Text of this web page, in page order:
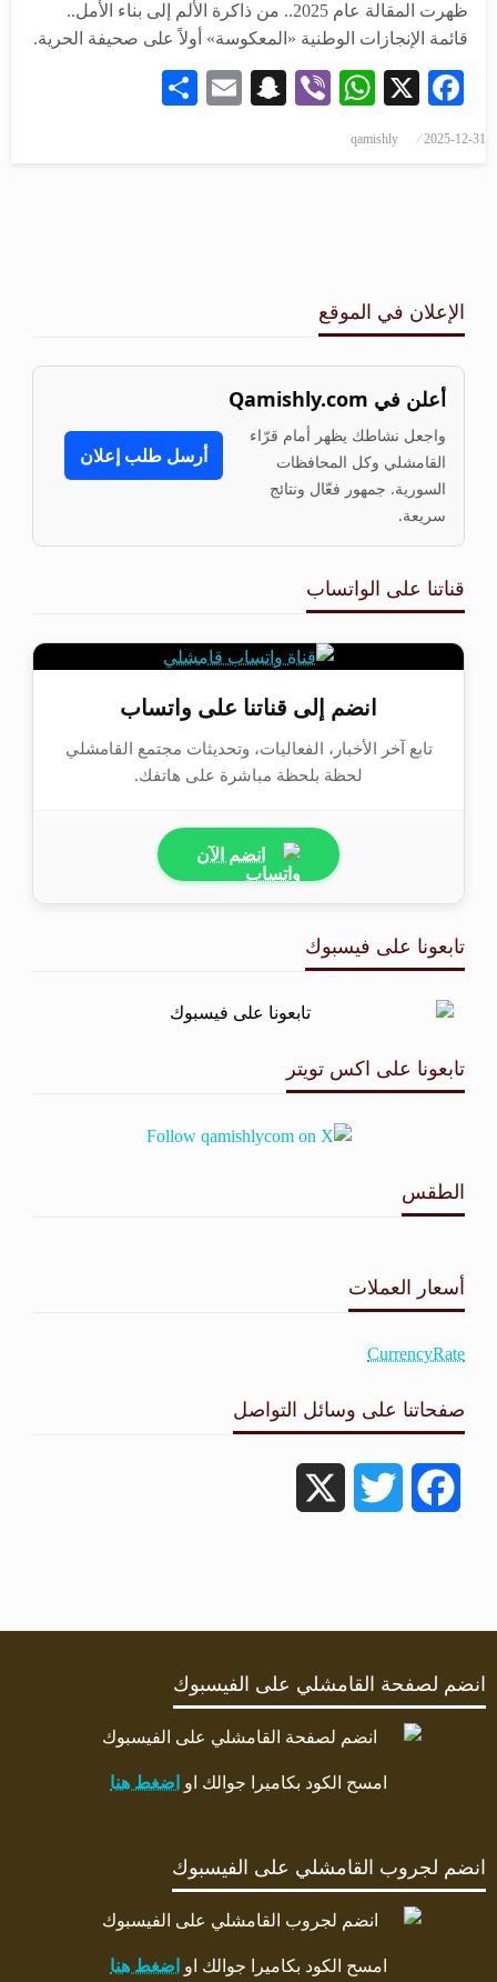
ظهرت المقالة عام 2025.. من ذاكرة الألم إلى بناء الأمل..
قائمة الإنجازات الوطنية «المعكوسة» أولاً على صحيفة الحرية.
Facebook
X
WhatsApp
Viber
Snapchat
Email
2025-12-31
qamishly
الإعلان في الموقع
أعلن في Qamishly.com
واجعل نشاطك يظهر أمام قرّاء
القامشلي وكل المحافظات
السورية. جمهور فعّال ونتائج
سريعة.
أرسل طلب إعلان
قناتنا على الواتساب
انضم إلى قناتنا على واتساب
تابع آخر الأخبار، الفعاليات، وتحديثات مجتمع القامشلي
لحظة بلحظة مباشرة على هاتفك.
انضم الآن
تابعونا على فيسبوك
تابعونا على اكس تويتر
الطقس
أسعار العملات
CurrencyRate
صفحاتنا على وسائل التواصل
Facebook
Twitter
انضم لصفحة القامشلي على الفيسبوك
امسح الكود بكاميرا جوالك او اضغط هنا
انضم لجروب القامشلي على الفيسبوك
امسح الكود بكاميرا جوالك او اضغط هنا